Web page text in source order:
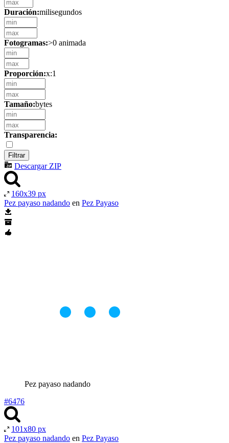
Duración:milisegundos
Fotogramas:>0 animada
Proporción:x:1
Tamaño:bytes
Transparencia:
Descargar ZIP
160x39 px
Pez payaso nadando en Pez Payaso
Pez payaso nadando
#6476
101x80 px
Pez payaso nadando en Pez Payaso